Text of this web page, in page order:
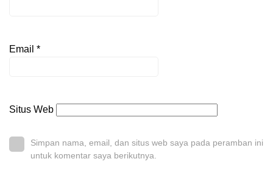
Email *
Situs Web
Simpan nama, email, dan situs web saya pada peramban ini
untuk komentar saya berikutnya.